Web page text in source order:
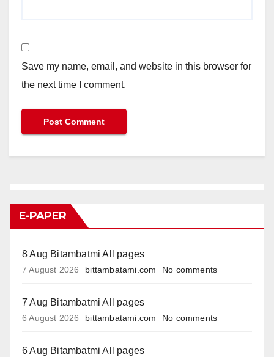
Save my name, email, and website in this browser for
the next time I comment.
E-PAPER
8 Aug Bitambatmi All pages
7 August 2026 bittambatami.com No comments
7 Aug Bitambatmi All pages
6 August 2026 bittambatami.com No comments
6 Aug Bitambatmi All pages